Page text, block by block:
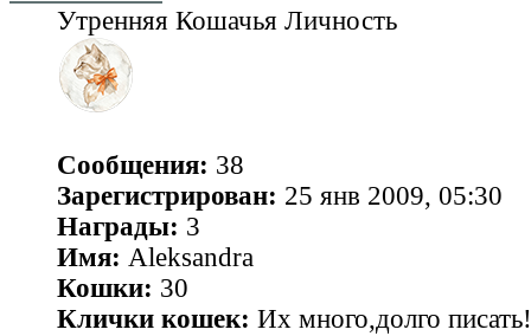
Утренняя Кошачья Личность
Сообщения: 38
Зарегистрирован: 25 янв 2009, 05:30
Награды: 3
Имя: Aleksandra
Кошки: 30
Клички кошек: Их много,долго